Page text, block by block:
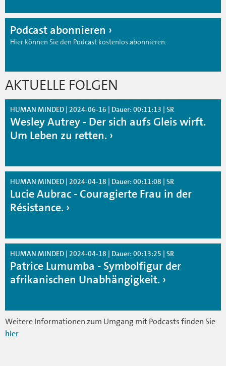
Podcast abonnieren
Hier können Sie den Podcast kostenlos abonnieren.
AKTUELLE FOLGEN
HUMAN MINDED | 2024-06-16 | Dauer: 00:11:13 | SR
Wesley Autrey - Der sich aufs Gleis wirft.
Um Leben zu retten.
HUMAN MINDED | 2024-04-18 | Dauer: 00:11:08 | SR
Lucie Aubrac - Couragierte Frau in der
Résistance.
HUMAN MINDED | 2024-04-18 | Dauer: 00:13:25 | SR
Patrice Lumumba - Symbolfigur der
afrikanischen Unabhängigkeit.
Weitere Informationen zum Umgang mit Podcasts finden Sie
hier